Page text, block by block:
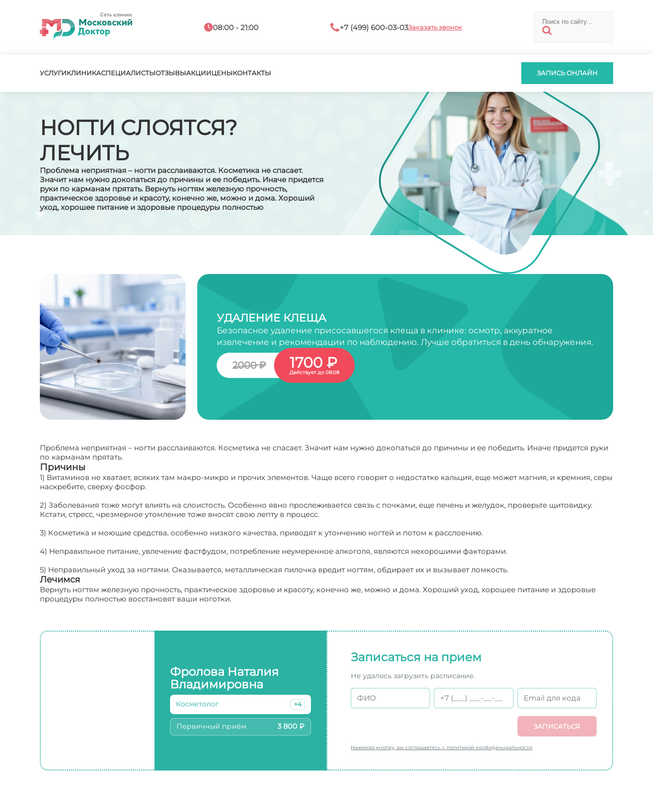
08:00 - 21:00 +7 (499) 600-03-03Заказать звонок
УСЛУГИКЛИНИКАСПЕЦИАЛИСТЫОТЗЫВЫАКЦИИЦЕНЫКОНТАКТЫ ЗАПИСЬ ОНЛАЙН
НОГТИ СЛОЯТСЯ?
ЛЕЧИТЬ
Проблема неприятная – ногти расслаиваются. Косметика не спасает.
Значит нам нужно докопаться до причины и ее победить. Иначе придется
руки по карманам прятать. Вернуть ногтям железную прочность,
практическое здоровье и красоту, конечно же, можно и дома. Хороший
уход, хорошее питание и здоровые процедуры полностью
УДАЛЕНИЕ КЛЕЩА
Безопасное удаление присосавшегося клеща в клинике: осмотр, аккуратное
извлечение и рекомендации по наблюдению. Лучше обратиться в день обнаружения.
2000 ₽ 1700 ₽
Действует до 08.08
Проблема неприятная – ногти расслаиваются. Косметика не спасает. Значит нам нужно докопаться до причины и ее победить. Иначе придется руки
по карманам прятать.
Причины
1) Витаминов не хватает, всяких там макро-микро и прочих элементов. Чаще всего говорят о недостатке кальция, еще может магния, и кремния, серы
наскребите, сверху фосфор.
2) Заболевания тоже могут влиять на слоистость. Особенно явно прослеживается связь с почками, еще печень и желудок, проверьте щитовидку.
Кстати, стресс, чрезмерное утомление тоже вносят свою лепту в процесс.
3) Косметика и моющие средства, особенно низкого качества, приводят к утончению ногтей и потом к расслоению.
4) Неправильное питание, увлечение фастфудом, потребление неумеренное алкоголя, являются нехорошими факторами.
5) Неправильный уход за ногтями. Оказывается, металлическая пилочка вредит ногтям, обдирает их и вызывает ломкость.
Лечимся
Вернуть ногтям железную прочность, практическое здоровье и красоту, конечно же, можно и дома. Хороший уход, хорошее питание и здоровые
процедуры полностью восстановят ваши ноготки.
Фролова Наталия
Владимировна
Косметолог +4
Первичный приём 3 800 ₽
Записаться на прием
Не удалось загрузить расписание.
ЗАПИСАТЬСЯ
Нажимая кнопку, вы соглашаетесь с политикой конфиденциальности